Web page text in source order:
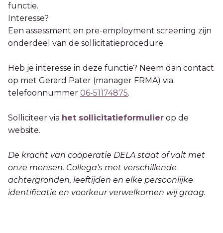
functie.
Interesse?
Een assessment en pre-employment screening zijn
onderdeel van de sollicitatieprocedure.
Heb je interesse in deze functie? Neem dan contact
op met Gerard Pater (manager FRMA) via
telefoonnummer 06-51174875.
Solliciteer via het sollicitatieformulier op de
website.
De kracht van coöperatie DELA staat of valt met
onze mensen. Collega’s met verschillende
achtergronden, leeftijden en elke persoonlijke
identificatie en voorkeur verwelkomen wij graag.